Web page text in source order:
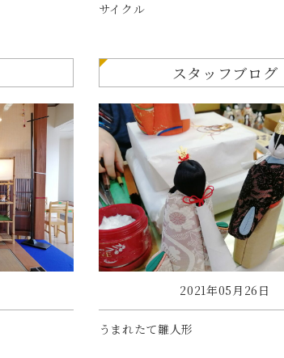
サイクル
スタッフブログ
2021年05月26日
うまれたて雛人形